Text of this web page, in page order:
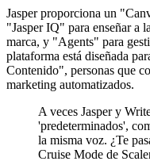
Jasper proporciona un
"Jasper IQ" para enseñar a
marca, y "Agents" para
plataforma está diseñada
Contenido", personas que
marketing automatizados.
A veces Jasper y
'predeterminados',
la misma voz. ¿Te
Cruise Mode de